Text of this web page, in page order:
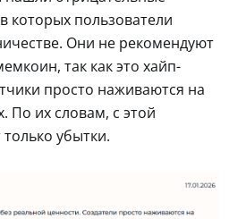
которых пользователи
Они не рекомендуют
так как это хайп-
просто наживаются на
По их словам, с этой
убытки.